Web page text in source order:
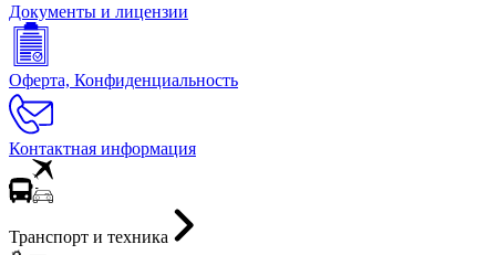
Документы и лицензии
Оферта, Конфиденциальность
Контактная информация
Транспорт и техника